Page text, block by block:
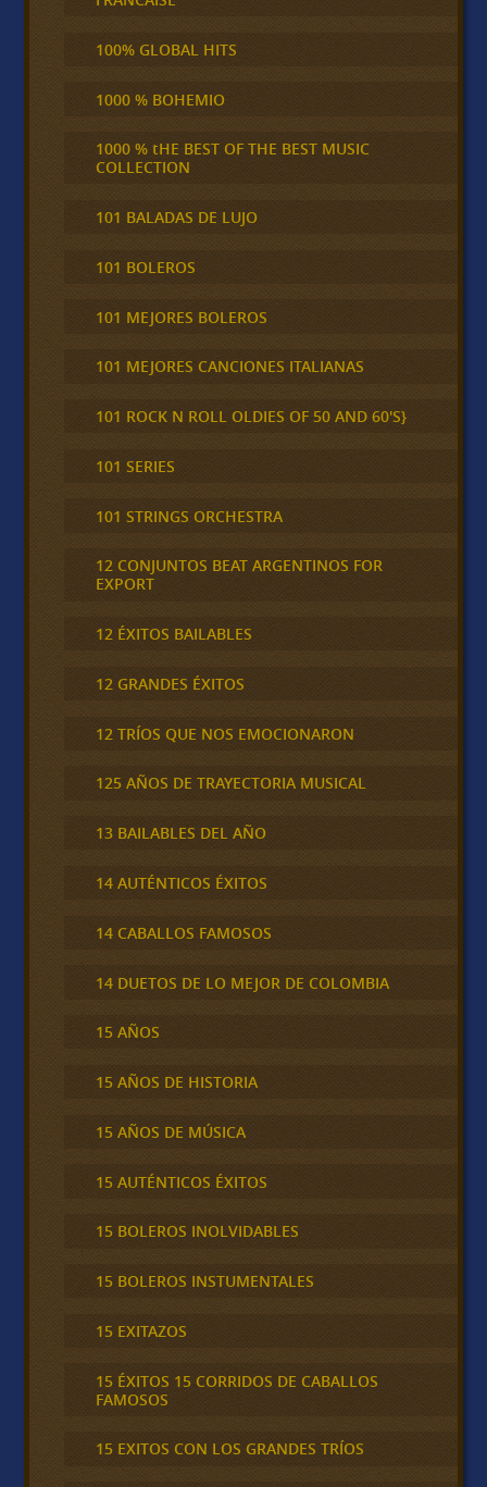
100% GLOBAL HITS
1000 % BOHEMIO
1000 % tHE BEST OF THE BEST MUSIC
COLLECTION
101 BALADAS DE LUJO
101 BOLEROS
101 MEJORES BOLEROS
101 MEJORES CANCIONES ITALIANAS
101 ROCK N ROLL OLDIES OF 50 AND 60'S}
101 SERIES
101 STRINGS ORCHESTRA
12 CONJUNTOS BEAT ARGENTINOS FOR
EXPORT
12 ÉXITOS BAILABLES
12 GRANDES ÉXITOS
12 TRÍOS QUE NOS EMOCIONARON
125 AÑOS DE TRAYECTORIA MUSICAL
13 BAILABLES DEL AÑO
14 AUTÉNTICOS ÉXITOS
14 CABALLOS FAMOSOS
14 DUETOS DE LO MEJOR DE COLOMBIA
15 AÑOS
15 AÑOS DE HISTORIA
15 AÑOS DE MÚSICA
15 AUTÉNTICOS ÉXITOS
15 BOLEROS INOLVIDABLES
15 BOLEROS INSTUMENTALES
15 EXITAZOS
15 ÉXITOS 15 CORRIDOS DE CABALLOS
FAMOSOS
15 EXITOS CON LOS GRANDES TRÍOS